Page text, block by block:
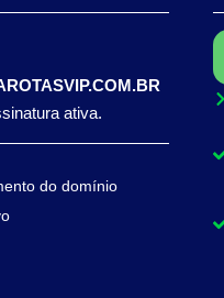
ativa.
do domínio